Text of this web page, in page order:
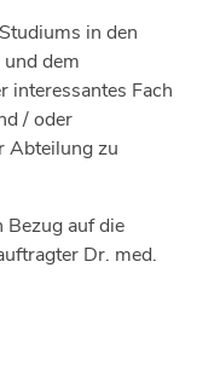
in den
dem
interessantes Fach
/ oder
Abteilung zu
auf die
Dr. med.